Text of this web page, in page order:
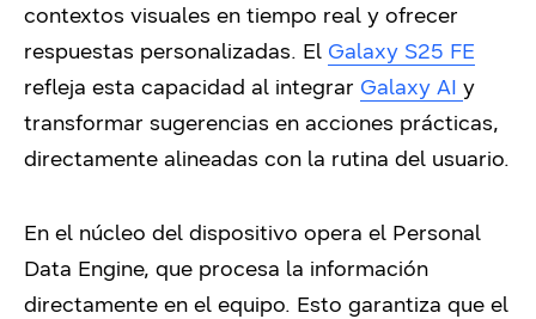
contextos visuales en tiempo real y ofrecer
respuestas personalizadas. El Galaxy S25 FE
refleja esta capacidad al integrar Galaxy AI y
transformar sugerencias en acciones prácticas,
directamente alineadas con la rutina del usuario.
En el núcleo del dispositivo opera el Personal
Data Engine, que procesa la información
directamente en el equipo. Esto garantiza que el